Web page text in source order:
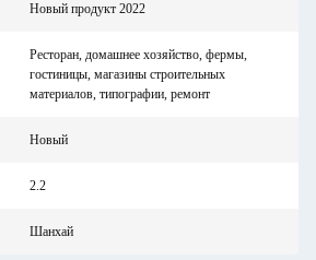
Новый продукт 2022
Ресторан, домашнее хозяйство, фермы,
гостиницы, магазины строительных
материалов, типографии, ремонт
Новый
2.2
Шанхай